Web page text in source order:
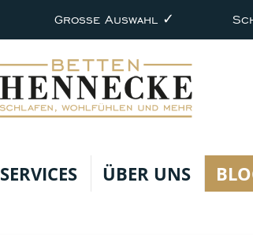
Große Auswahl ✓
SERVICES ÜBER UNS